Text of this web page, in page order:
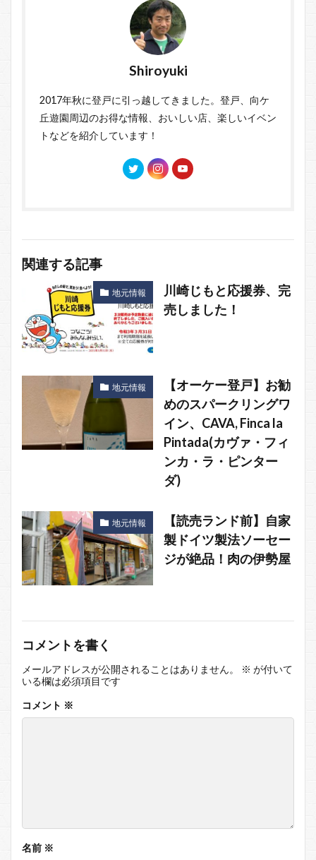
Shiroyuki
2017年秋に登戸に引っ越してきました。登戸、向ケ
丘遊園周辺のお得な情報、おいしい店、楽しいイベン
トなどを紹介しています！
関連する記事
地元情報
川崎じもと応援券、完
売しました！
地元情報
【オーケー登戸】お勧
めのスパークリングワ
イン、CAVA, Finca la
Pintada(カヴァ・フィ
ンカ・ラ・ピンター
ダ)
地元情報
【読売ランド前】自家
製ドイツ製法ソーセー
ジが絶品！肉の伊勢屋
コメントを書く
メールアドレスが公開されることはありません。 ※ が付いて
いる欄は必須項目です
コメント ※
名前 ※